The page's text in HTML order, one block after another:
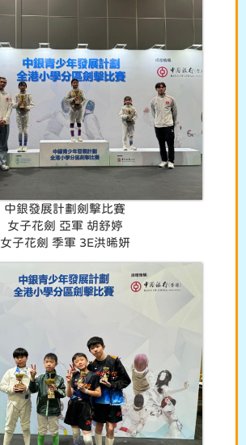
中銀發展計劃劍擊比賽
女子花劍 亞軍 胡舒婷
女子花劍 季軍 3E洪晞妍